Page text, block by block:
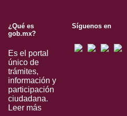
¿Qué es
gob.mx?
Es el portal
único de
trámites,
información y
participación
ciudadana.
Leer más
Síguenos en